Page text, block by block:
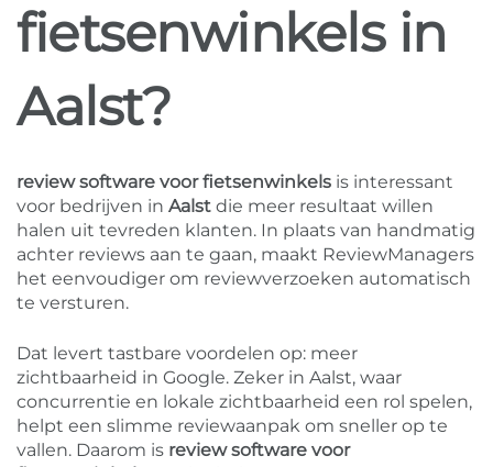
fietsenwinkels in
Aalst?
review software voor fietsenwinkels is interessant
voor bedrijven in Aalst die meer resultaat willen
halen uit tevreden klanten. In plaats van handmatig
achter reviews aan te gaan, maakt ReviewManagers
het eenvoudiger om reviewverzoeken automatisch
te versturen.
Dat levert tastbare voordelen op: meer
zichtbaarheid in Google. Zeker in Aalst, waar
concurrentie en lokale zichtbaarheid een rol spelen,
helpt een slimme reviewaanpak om sneller op te
vallen. Daarom is review software voor